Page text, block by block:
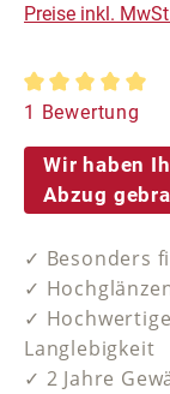
Preise inkl.
1 Bewertung
Wir haben
Abzug
✓ Besonders
✓
✓
Langlebigkeit
✓ 2 Jahre